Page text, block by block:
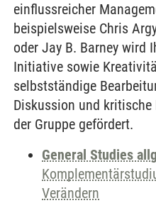
einflussreicher
beispielsweise Chris
oder Jay B. Barney wird
Initiative sowie
selbstständige
Diskussion und kritische
der Gruppe gefördert.
General Studies
Verändern